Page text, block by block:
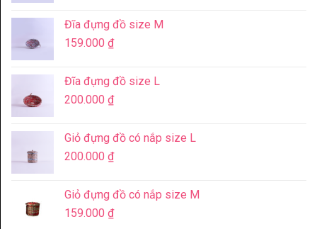
Đĩa đựng đồ size M
159.000 ₫
Đĩa đựng đồ size L
200.000 ₫
Giỏ đựng đồ có nắp size L
200.000 ₫
Giỏ đựng đồ có nắp size M
159.000 ₫